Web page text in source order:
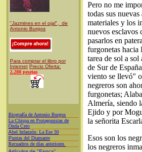
"Jazmines en el ojal", de
Antonio Burgos
Para comprar el libro por
Internet Precio Oferta:
2.280 pesetas
Biografía de Antonio Burgos
La Chispa en Protagonistas de
Onda Cero
Abel Infanzón: La Ese 30
Puntas del Diamante
Recuadros de días anteriores
Pero no me
todas sus
materiales y los
nuevos esclavos
pasarlos en
furgonetas hacia
tarea de sol a sol
de Sur de
viento se llevó"
negreros son
furgonetas;
Almería, siendo
Ejido y por
la señorita
Esos son los
los negreros